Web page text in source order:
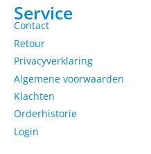
Service
Contact
Retour
Privacyverklaring
Algemene voorwaarden
Klachten
Orderhistorie
Login